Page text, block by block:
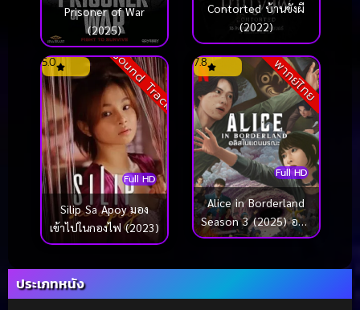
Prisoner of War
(2025)
Contorted บ้านขังผี
(2022)
Sound Track
Full HD
5.0
Silip Sa Apoy มอง
เข้าไปในกองไฟ (2023)
พากย์ไทย
Full HD
7.8
Alice in Borderland
Season 3 (2025) อลิส
ในแดนมรณะ ซีซั่น 3
ประเภทหนัง